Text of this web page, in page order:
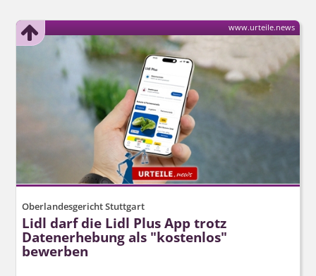
Oberlandesgericht Stuttgart
Lidl darf die Lidl Plus App trotz
Datenerhebung als "kostenlos"
bewerben
www.urteile.news